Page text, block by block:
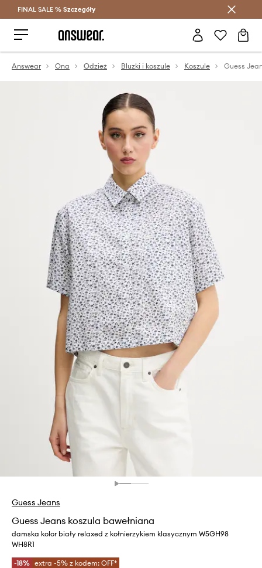
Oszczędzaj z Answear Club >
FINAL SALE % Szczegóły
Answear Ona Odzież Bluzki i koszule Koszule Guess
Guess Jeans
Guess Jeans koszula bawełniana
damska kolor biały relaxed z kołnierzykiem klasycznym W5GH98
WH8R1
-18% extra -5% z kodem: OFF*